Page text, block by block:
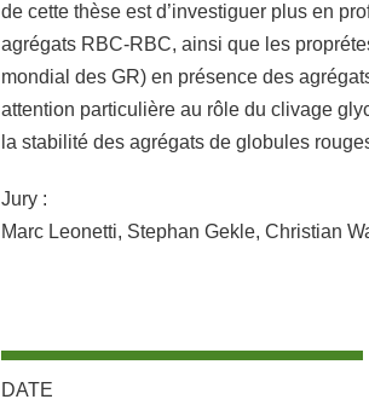
de cette thèse est d’investiguer plus en
agrégats RBC-RBC, ainsi que les
mondial des GR) en présence des
attention particulière au rôle du clivage
la stabilité des agrégats de globules
Jury :
Marc Leonetti, Stephan Gekle, Christian
DATE